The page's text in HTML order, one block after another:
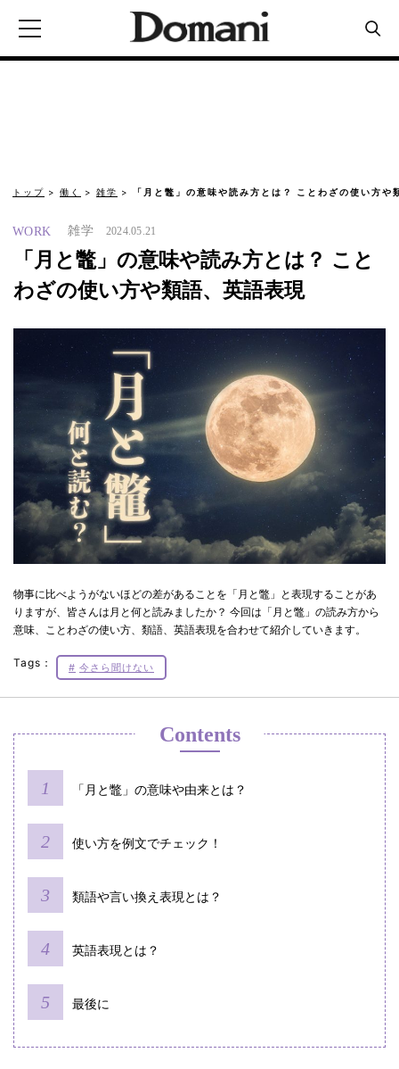
トップ 働く 雑学 「月と鼈」の意味や読み方とは？ ことわざの使い方や
WORK 雑学 2024.05.21
「月と鼈」の意味や読み方とは？ こと
わざの使い方や類語、英語表現
物事に比べようがないほどの差があることを「月と鼈」と表現することがあ
りますが、皆さんは月と何と読みましたか？ 今回は「月と鼈」の読み方から
意味、ことわざの使い方、類語、英語表現を合わせて紹介していきます。
Tags： 今さら聞けない
Contents
「月と鼈」の意味や由来とは？
使い方を例文でチェック！
類語や言い換え表現とは？
英語表現とは？
最後に